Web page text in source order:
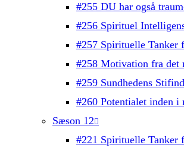
#255 DU har også
#256 Spirituel
#257 Spirituelle Tanker
#258 Motivation fra det
#259 Sundhedens
#260 Potentialet inden i
Sæson 12
#221 Spirituelle Tanker